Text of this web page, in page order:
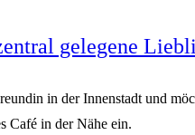
gelegene
in der Innenstadt und
Café in der Nähe ein.